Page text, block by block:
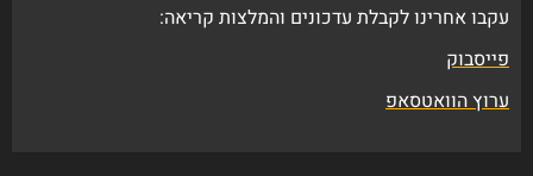
עקבו אחרינו לקבלת עדכונים והמלצות קריאה:
פייסבוק
ערוץ הוואטסאפ